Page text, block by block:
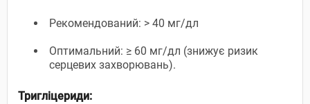
Рекомендований: > 40 мг/дл
Оптимальний: ≥ 60 мг/дл (знижує ризик
серцевих захворювань).
Тригліцериди: